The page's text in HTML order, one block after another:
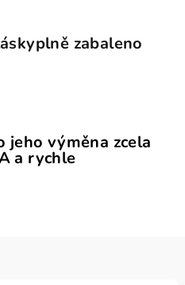
zabaleno
jeho výměna zcela
a rychle